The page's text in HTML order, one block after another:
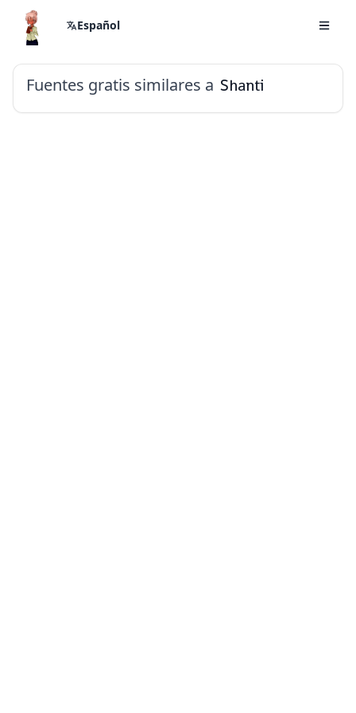
Español
Fuentes gratis similares a Shanti